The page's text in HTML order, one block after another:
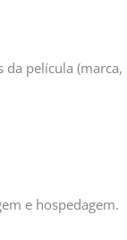
película
e hospedagem.